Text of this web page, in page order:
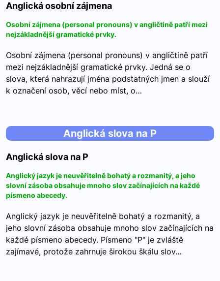
Anglická osobní zájmena
Osobní zájmena (personal pronouns) v angličtině patří mezi
nejzákladnější gramatické prvky.
Osobní zájmena (personal pronouns) v angličtině patří
mezi nejzákladnější gramatické prvky. Jedná se o
slova, která nahrazují jména podstatných jmen a slouží
k označení osob, věcí nebo míst, o…
Anglická slova na P
Anglická slova na P
Anglický jazyk je neuvěřitelně bohatý a rozmanitý, a jeho
slovní zásoba obsahuje mnoho slov začínajících na každé
písmeno abecedy.
Anglický jazyk je neuvěřitelně bohatý a rozmanitý, a
jeho slovní zásoba obsahuje mnoho slov začínajících na
každé písmeno abecedy. Písmeno "P" je zvláště
zajímavé, protože zahrnuje širokou škálu slov…